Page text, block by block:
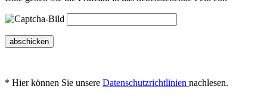
abschicken
* Hier können Sie unsere Datenschutzrichtlinien nachlesen.